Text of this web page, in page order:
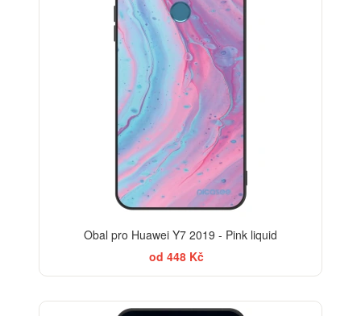
Obal pro Huawei Y7 2019 - Pink liquid
od 448 Kč